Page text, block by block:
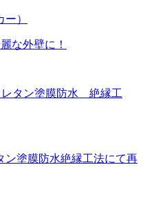
）
な外壁に！
タン塗膜防水 絶縁工
ン塗膜防水絶縁工法にて再